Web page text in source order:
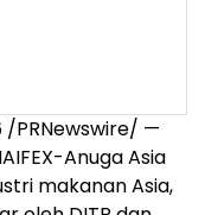
/PRNewswire/ —
Anuga Asia
makanan Asia,